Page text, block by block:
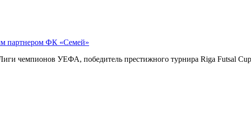
партнером ФК «Семей»
чемпионов УЕФА, победитель престижного турнира Riga Futsal